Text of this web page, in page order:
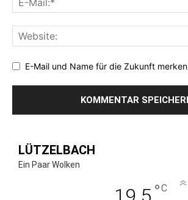
E-Mail und Name für die Zukunft merken
LÜTZELBACH
Ein Paar Wolken
°C